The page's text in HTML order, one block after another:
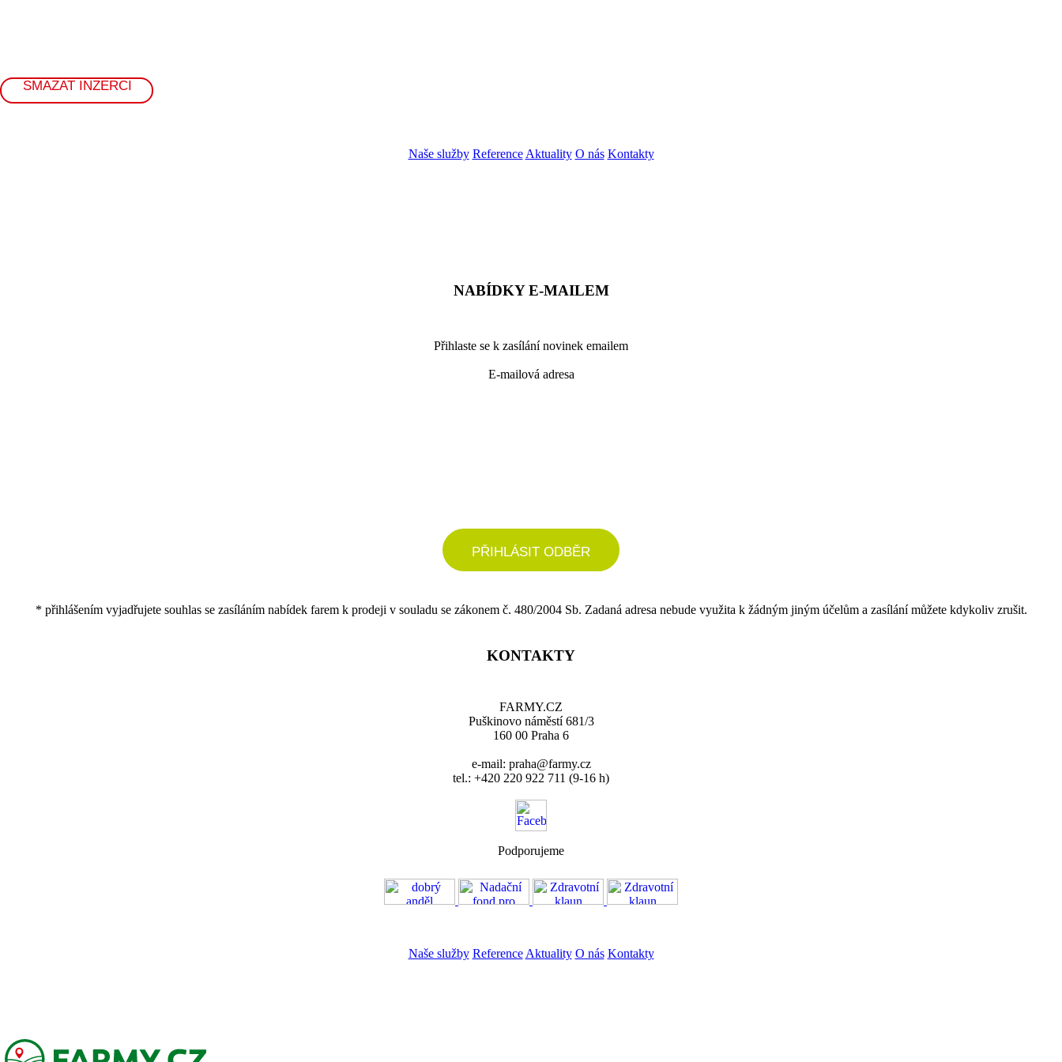
SMAZAT INZERCI
Naše služby Reference Aktuality O nás Kontakty
NABÍDKY E-MAILEM
Přihlaste se k zasílání novinek emailem
E-mailová adresa
PŘIHLÁSIT ODBĚR
* přihlášením vyjadřujete souhlas se zasíláním nabídek farem k prodeji v souladu se zákonem č. 480/2004 Sb. Zadaná adresa nebude využita k žádným jiným účelům a zasílání můžete kdykoliv zrušit.
KONTAKTY
FARMY.CZ
Puškinovo náměstí 681/3
160 00 Praha 6
e-mail: praha@farmy.cz
tel.: +420 220 922 711 (9-16 h)
Podporujeme
Naše služby Reference Aktuality O nás Kontakty